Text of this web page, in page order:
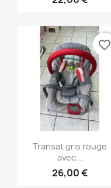
Aperçu rapide
Transat gris rouge
avec...
26,00 €
favorite_border